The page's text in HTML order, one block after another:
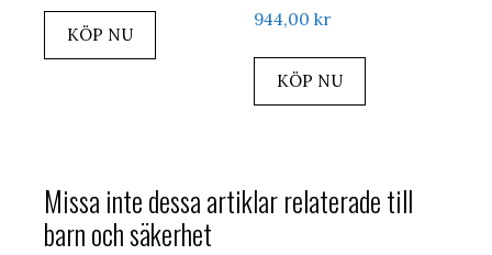
KÖP NU
944,00kr
KÖP NU
Missa inte dessa artiklar relaterade till
barn och säkerhet